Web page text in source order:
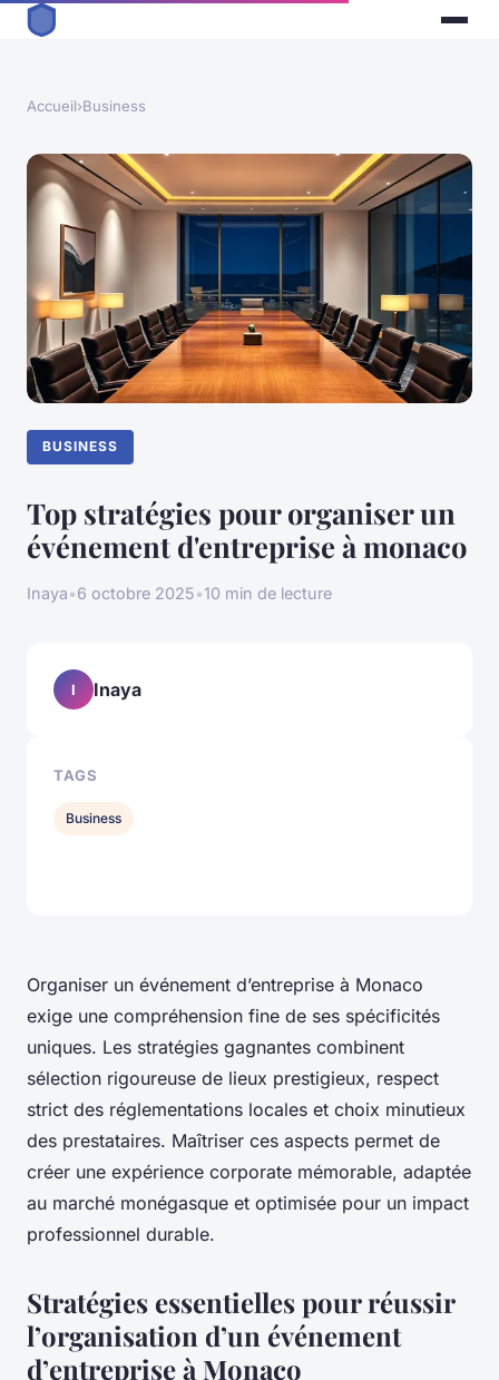
Accueil›Business
BUSINESS
Top stratégies pour organiser un
événement d'entreprise à monaco
Inaya•6 octobre 2025•10 min de lecture
Organiser un événement d’entreprise à Monaco
exige une compréhension fine de ses spécificités
uniques. Les stratégies gagnantes combinent
sélection rigoureuse de lieux prestigieux, respect
strict des réglementations locales et choix minutieux
des prestataires. Maîtriser ces aspects permet de
créer une expérience corporate mémorable, adaptée
au marché monégasque et optimisée pour un impact
professionnel durable.
Stratégies essentielles pour réussir
l’organisation d’un événement
d’entreprise à Monaco
I Inaya
TAGS
Business